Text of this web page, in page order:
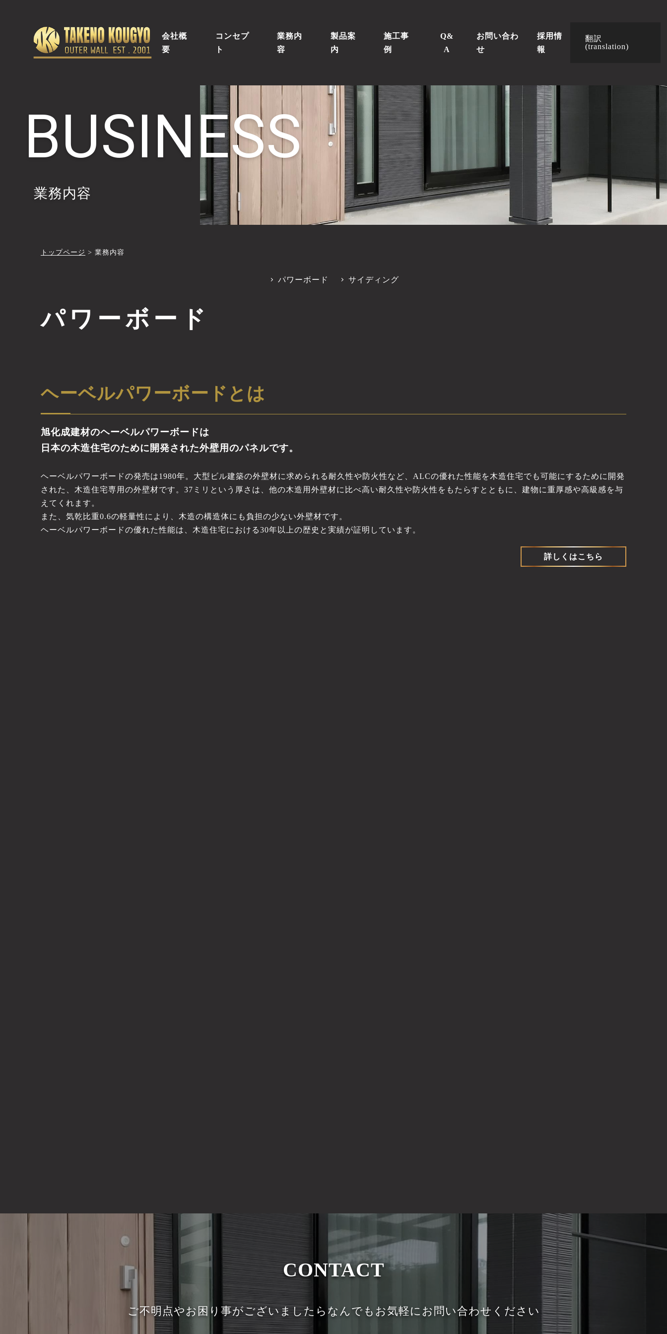
会社概
要
コンセプ
ト
業務内
容
製品案
内
施工事
例
Q&
A
お問い合わ
せ
採用情
報
翻訳
(translation)
BUSINESS
業務内容
トップページ > 業務内容
パワーボード サイディング
パワーボード
ヘーベルパワーボードとは
旭化成建材のヘーベルパワーボードは
日本の木造住宅のために開発された外壁用のパネルです。
ヘーベルパワーボードの発売は1980年。大型ビル建築の外壁材に求められる耐久性や防火性など、ALCの優れた性能を木造住宅でも可能にするために開発
された、木造住宅専用の外壁材です。37ミリという厚さは、他の木造用外壁材に比べ高い耐久性や防火性をもたらすとともに、建物に重厚感や高級感を与
えてくれます。
また、気乾比重0.6の軽量性により、木造の構造体にも負担の少ない外壁材です。
ヘーベルパワーボードの優れた性能は、木造住宅における30年以上の歴史と実績が証明しています。
詳しくはこちら
CONTACT
ご不明点やお困り事がございましたらなんでもお気軽にお問い合わせください